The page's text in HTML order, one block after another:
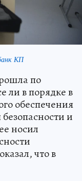
КП
по
ли в порядке в
обеспечения
и
носил
что в